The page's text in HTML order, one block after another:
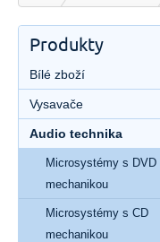
Produkty
Bílé zboží
Vysavače
Audio technika
Microsystémy s DVD
mechanikou
Microsystémy s CD
mechanikou